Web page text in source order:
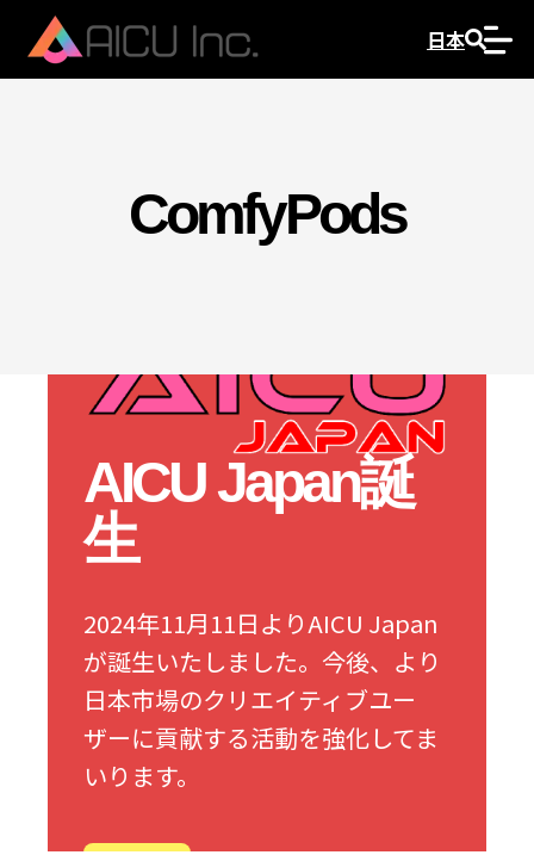
日本
ComfyPods
AICU Japan誕
生
2024年11月11日よりAICU Japan
が誕生いたしました。今後、より
日本市場のクリエイティブユー
ザーに貢献する活動を強化してま
いります。